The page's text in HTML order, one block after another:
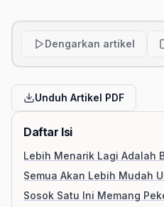
Dengarkan artikel
Unduh Artikel PDF
Daftar Isi
Lebih Menarik Lagi Adalah
Semua Akan Lebih Mudah
Sosok Satu Ini Memang